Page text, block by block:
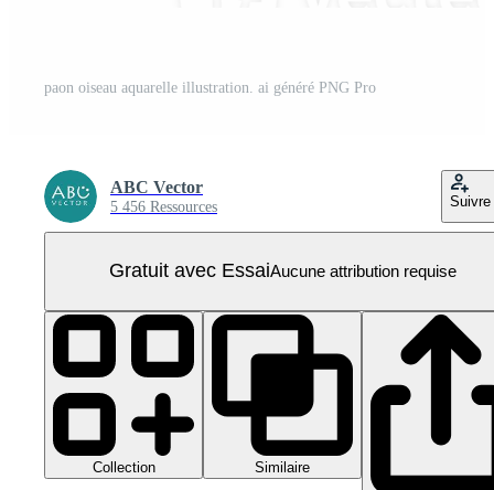
paon oiseau aquarelle illustration. ai généré PNG Pro
ABC Vector
5 456 Ressources Suivre
Gratuit avec EssaiAucune attribution requise
Collection Similaire